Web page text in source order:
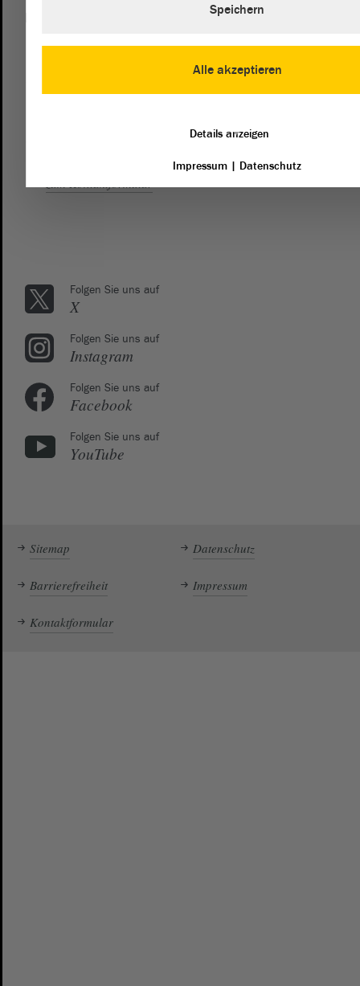
Mit diesem Kontaktformular senden Sie der Verwaltung des
Landtags eine Nachricht. Wenn Sie sich an die Fraktionen
direkte Kontaktaufnahme mit den Fraktionen.
Folgen Sie uns auf
X
Folgen Sie uns auf
Instagram
Folgen Sie uns auf
Facebook
Folgen Sie uns auf
YouTube
Sitemap Datenschutz
Barrierefreiheit Impressum
Kontaktformular
Alle akzeptieren
Speichern
Details anzeigen
Impressum | Datenschutz